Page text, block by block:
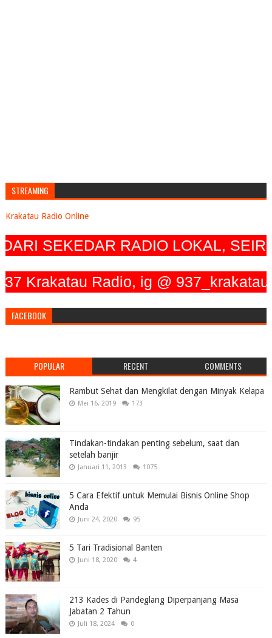
STREAMING
Krakatau Radio Online
SEKEDAR RADIO LOKAL,
Radio, ig @
FACEBOOK
POPULAR RECENT COMMENTS
Rambut Sehat dan Mengkilat dengan Minyak Kelapa
Mei 16, 2019 173
Tindakan-tindakan penting sebelum, saat dan
setelah banjir
Januari 11, 2013 1075
5 Cara Efektif untuk Memulai Bisnis Online Shop
Anda
Juni 24, 2020 95
5 Tari Tradisional Banten
Juni 18, 2020 4
213 Kades di Pandeglang Diperpanjang Masa
Jabatan 2 Tahun
Juli 18, 2024 0